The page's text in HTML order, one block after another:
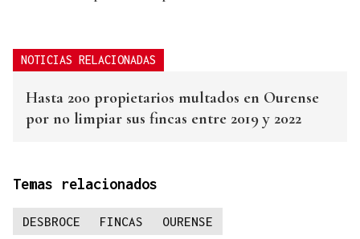
NOTICIAS RELACIONADAS
Hasta 200 propietarios multados en Ourense
por no limpiar sus fincas entre 2019 y 2022
Temas relacionados
DESBROCE FINCAS OURENSE